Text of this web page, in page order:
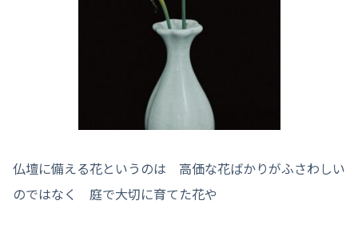
仏壇に備える花というのは 高価な花ばかりがふさわしい
のではなく 庭で大切に育てた花や